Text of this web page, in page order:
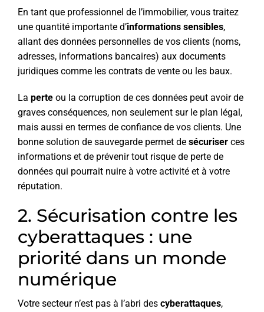
En tant que professionnel de l’immobilier, vous traitez
une quantité importante d’informations sensibles,
allant des données personnelles de vos clients (noms,
adresses, informations bancaires) aux documents
juridiques comme les contrats de vente ou les baux.
La perte ou la corruption de ces données peut avoir de
graves conséquences, non seulement sur le plan légal,
mais aussi en termes de confiance de vos clients. Une
bonne solution de sauvegarde permet de sécuriser ces
informations et de prévenir tout risque de perte de
données qui pourrait nuire à votre activité et à votre
réputation.
2. Sécurisation contre les
cyberattaques : une
priorité dans un monde
numérique
Votre secteur n’est pas à l’abri des cyberattaques,